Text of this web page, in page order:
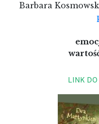
Barbara
LINK